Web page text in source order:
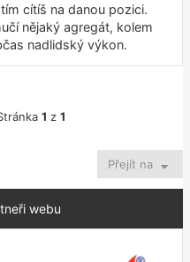
cítíš na danou pozici.
nějaký agregát, kolem
nadlidský výkon.
1 z 1
Přejít na
webu